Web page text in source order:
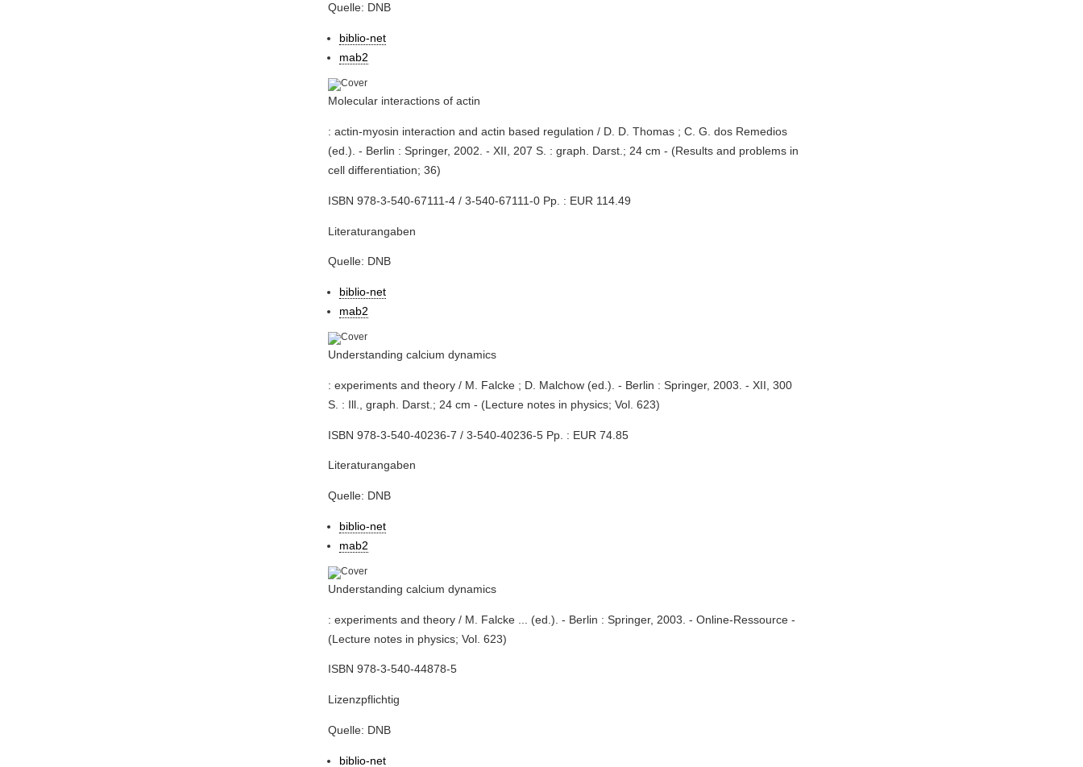
Quelle: DNB
biblio-net
mab2
Molecular interactions of actin
: actin-myosin interaction and actin based regulation / D. D. Thomas ; C. G. dos Remedios
(ed.). - Berlin : Springer, 2002. - XII, 207 S. : graph. Darst.; 24 cm - (Results and problems in
cell differentiation; 36)
ISBN 978-3-540-67111-4 / 3-540-67111-0 Pp. : EUR 114.49
Literaturangaben
Quelle: DNB
biblio-net
mab2
Understanding calcium dynamics
: experiments and theory / M. Falcke ; D. Malchow (ed.). - Berlin : Springer, 2003. - XII, 300
S. : Ill., graph. Darst.; 24 cm - (Lecture notes in physics; Vol. 623)
ISBN 978-3-540-40236-7 / 3-540-40236-5 Pp. : EUR 74.85
Literaturangaben
Quelle: DNB
biblio-net
mab2
Understanding calcium dynamics
: experiments and theory / M. Falcke ... (ed.). - Berlin : Springer, 2003. - Online-Ressource -
(Lecture notes in physics; Vol. 623)
ISBN 978-3-540-44878-5
Lizenzpflichtig
Quelle: DNB
biblio-net